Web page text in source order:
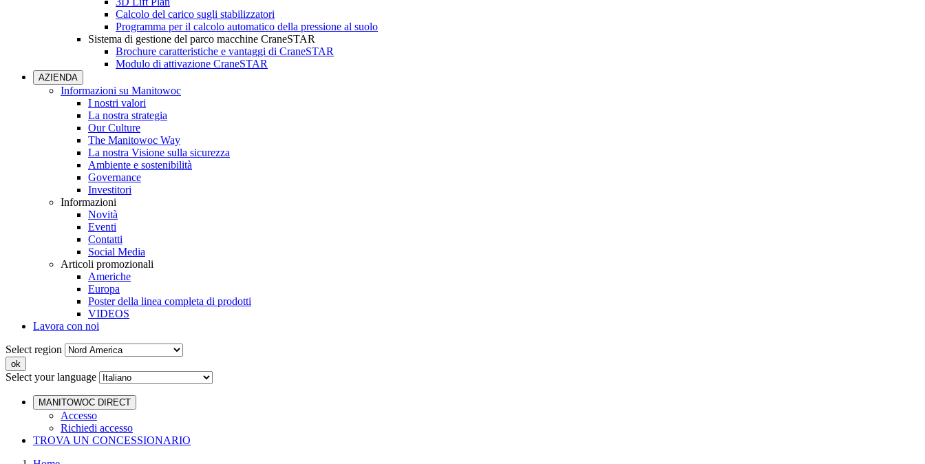
Calcolo del carico sugli stabilizzatori
Programma per il calcolo automatico della pressione al suolo
Sistema di gestione del parco macchine CraneSTAR
Brochure caratteristiche e vantaggi di CraneSTAR
Modulo di attivazione CraneSTAR
AZIENDA
Informazioni su Manitowoc
I nostri valori
La nostra strategia
Our Culture
The Manitowoc Way
La nostra Visione sulla sicurezza
Ambiente e sostenibilità
Governance
Investitori
Informazioni
Novità
Eventi
Contatti
Social Media
Articoli promozionali
Americhe
Europa
Poster della linea completa di prodotti
VIDEOS
Lavora con noi
Select region
Select your language
MANITOWOC DIRECT
Accesso
Richiedi accesso
TROVA UN CONCESSIONARIO